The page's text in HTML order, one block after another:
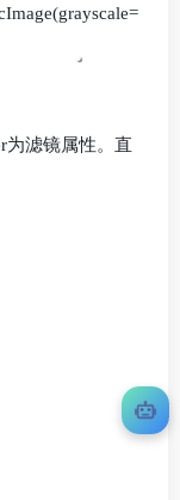
为滤镜属性。直